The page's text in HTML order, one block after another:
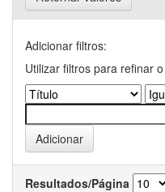
Adicionar filtros:
Utilizar filtros para refinar
Resultados/Página